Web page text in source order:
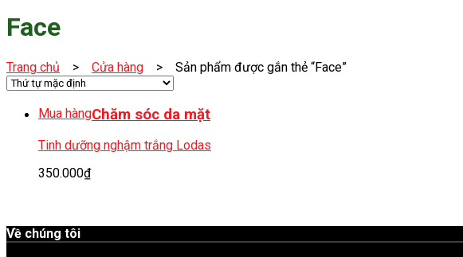
Face
Trang chủ > Cửa hàng > Sản phẩm được gắn thẻ “Face”
Mua hàngChăm sóc da mặt
Tinh dưỡng nghậm trắng Lodas
350.000₫
Về chúng tôi